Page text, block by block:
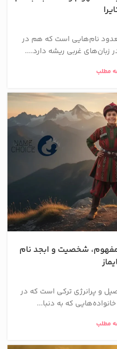
نام‌هایی است که هم در
غربی ریشه دارد....
مطلب
شخصیت و ابجد نام
و پرانرژی ترکی است که در
که به دنبا...
مطلب